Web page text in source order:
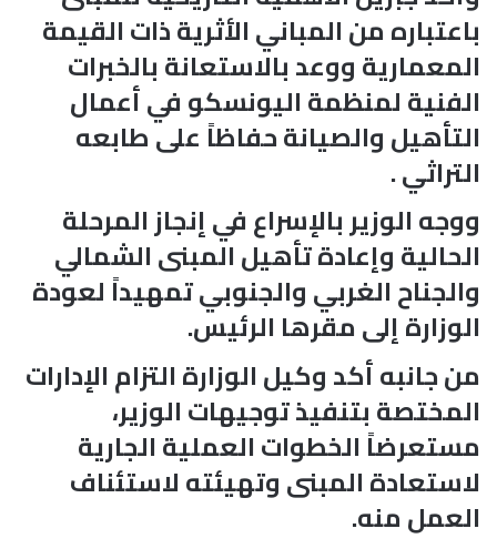
باعتباره من المباني الأثرية ذات القيمة
المعمارية ووعد بالاستعانة بالخبرات
الفنية لمنظمة اليونسكو في أعمال
التأهيل والصيانة حفاظاً على طابعه
التراثي .
ووجه الوزير بالإسراع في إنجاز المرحلة
الحالية وإعادة تأهيل المبنى الشمالي
والجناح الغربي والجنوبي تمهيداً لعودة
الوزارة إلى مقرها الرئيس.
من جانبه أكد وكيل الوزارة التزام الإدارات
المختصة بتنفيذ توجيهات الوزير،
مستعرضاً الخطوات العملية الجارية
لاستعادة المبنى وتهيئته لاستئناف
العمل منه.